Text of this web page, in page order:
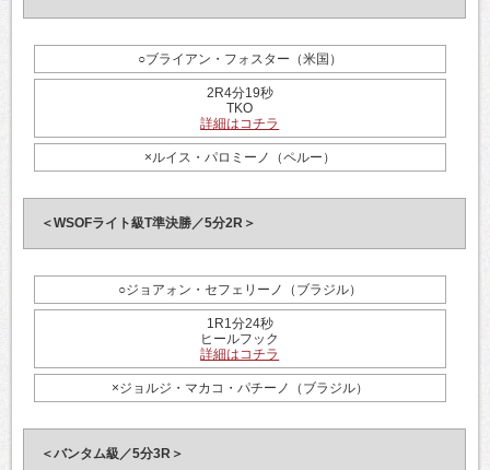
○ブライアン・フォスター（米国）
2R4分19秒
TKO
詳細はコチラ
×ルイス・パロミーノ（ペルー）
＜WSOFライト級T準決勝／5分2R＞
○ジョアォン・セフェリーノ（ブラジル）
1R1分24秒
ヒールフック
詳細はコチラ
×ジョルジ・マカコ・パチーノ（ブラジル）
＜バンタム級／5分3R＞